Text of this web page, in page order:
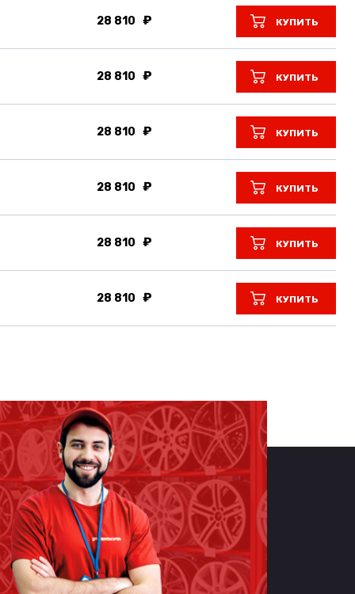
28 810 КУПИТЬ
28 810 КУПИТЬ
28 810 КУПИТЬ
28 810 КУПИТЬ
28 810 КУПИТЬ
28 810 КУПИТЬ